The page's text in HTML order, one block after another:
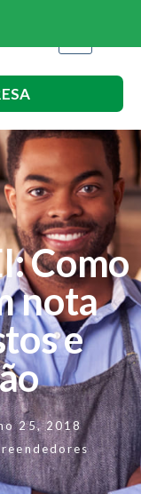
Como
nota
e
25, 2018